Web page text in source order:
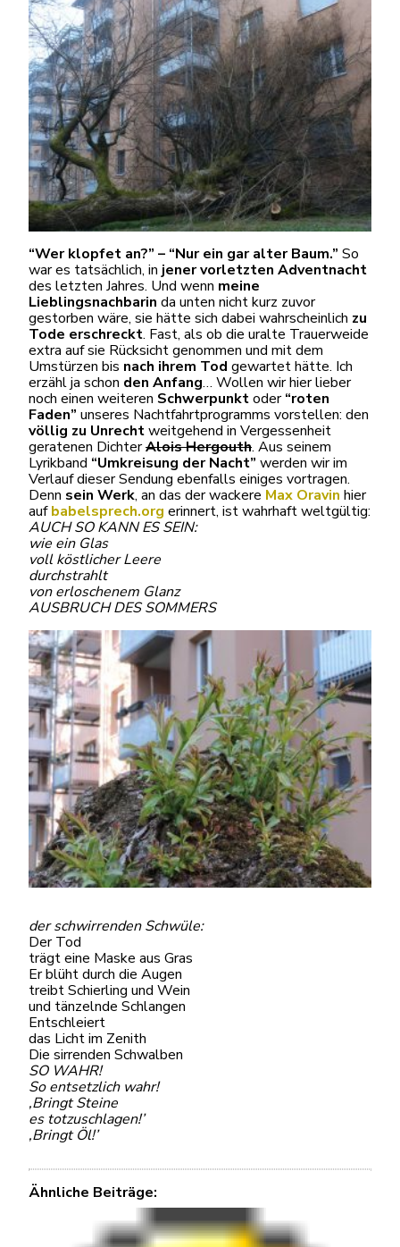
“Wer klopfet an?” – “Nur ein gar alter Baum.” So
war es tatsächlich, in jener vorletzten Adventnacht
des letzten Jahres. Und wenn meine
Lieblingsnachbarin da unten nicht kurz zuvor
gestorben wäre, sie hätte sich dabei wahrscheinlich zu
Tode erschreckt. Fast, als ob die uralte Trauerweide
extra auf sie Rücksicht genommen und mit dem
Umstürzen bis nach ihrem Tod gewartet hätte. Ich
erzähl ja schon den Anfang… Wollen wir hier lieber
noch einen weiteren Schwerpunktoder“roten
Faden” unseres Nachtfahrtprogramms vorstellen: den
völlig zu Unrechtweitgehend in Vergessenheit
geratenen DichterAlois Hergouth. Aus seinem
Lyrikband “Umkreisung der Nacht” werden wir im
Verlauf dieser Sendung ebenfalls einiges vortragen.
Denn sein Werk, an das der wackere Max Oravin hier
aufbabelsprech.org erinnert, ist wahrhaft weltgültig:
AUCH SO KANN ES SEIN:
wie ein Glas
voll köstlicher Leere
durchstrahlt
von erloschenem Glanz
AUSBRUCH DES SOMMERS
der schwirrenden Schwüle:
Der Tod
trägt eine Maske aus Gras
Er blüht durch die Augen
treibt Schierling und Wein
und tänzelnde Schlangen
Entschleiert
das Licht im Zenith
Die sirrenden Schwalben
SO WAHR!
So entsetzlich wahr!
‚Bringt Steine
es totzuschlagen!’
‚Bringt Öl!’
Ähnliche Beiträge: